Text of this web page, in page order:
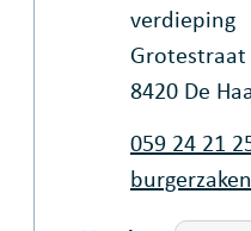
verdieping
Grotestraat
,8420 De
059 24 21
E-mailburgerzaken